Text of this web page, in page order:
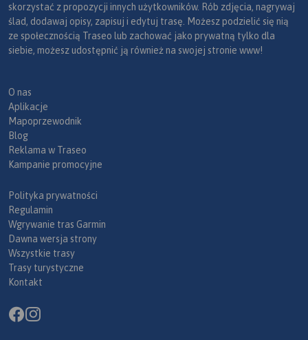
skorzystać z propozycji innych użytkowników. Rób zdjęcia, nagrywaj
ślad, dodawaj opisy, zapisuj i edytuj trasę. Możesz podzielić się nią
ze społecznością Traseo lub zachować jako prywatną tylko dla
siebie, możesz udostępnić ją również na swojej stronie www!
O nas
Aplikacje
Mapoprzewodnik
Blog
Reklama w Traseo
Kampanie promocyjne
Polityka prywatności
Regulamin
Wgrywanie tras Garmin
Dawna wersja strony
Wszystkie trasy
Trasy turystyczne
Kontakt